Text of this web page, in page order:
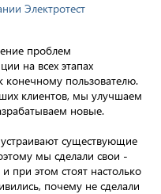
Электротест
проблем
на всех этапах
пользователю.
клиентов, мы улучшаем
новые.
существующие
мы сделали свои -
при этом стоят настолько
почему не сделали